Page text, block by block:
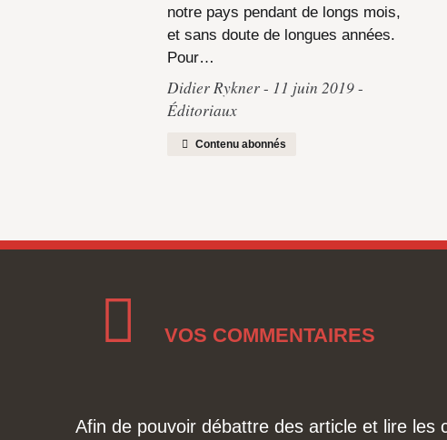
notre pays pendant de longs mois,
et sans doute de longues années.
Pour…
Didier Rykner
11 juin 2019
Éditoriaux
Contenu abonnés
VOS COMMENTAIRES
Afin de pouvoir débattre des article et lire